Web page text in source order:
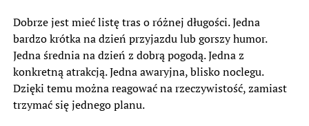
Dobrze jest mieć listę tras o różnej długości. Jedna
bardzo krótka na dzień przyjazdu lub gorszy humor.
Jedna średnia na dzień z dobrą pogodą. Jedna z
konkretną atrakcją. Jedna awaryjna, blisko noclegu.
Dzięki temu można reagować na rzeczywistość, zamiast
trzymać się jednego planu.